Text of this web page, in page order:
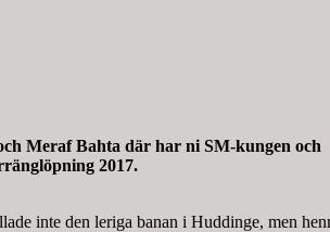
Meraf Bahta där har ni SM-kungen och
2017.
inte den leriga banan i Huddinge, men